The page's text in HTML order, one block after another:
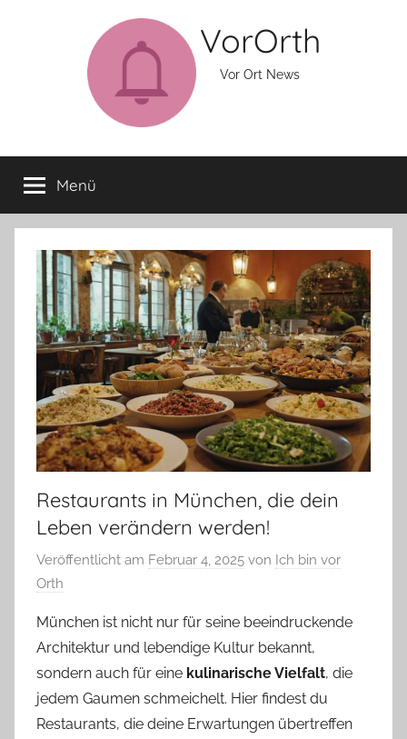
VorOrth
Vor Ort News
Menü
Restaurants in München, die dein
Leben verändern werden!
Veröffentlicht am Februar 4, 2025 von Ich bin vor
Orth
München ist nicht nur für seine beeindruckende
Architektur und lebendige Kultur bekannt,
sondern auch für eine kulinarische Vielfalt, die
jedem Gaumen schmeichelt. Hier findest du
Restaurants, die deine Erwartungen übertreffen